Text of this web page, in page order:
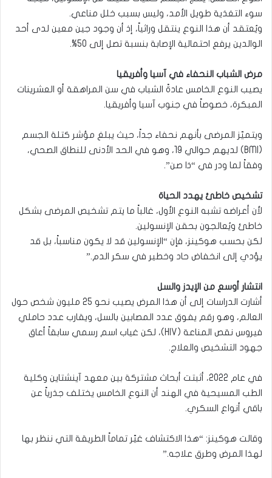
سوء التغذية طويل الأمد، وليس بسبب خلل مناعي.
ويُعتقد أن هذا النوع ينتقل وراثياً، إذ أن وجود جين معين لدى أحد
الوالدين يرفع احتمالية الإصابة بنسبة تصل إلى 50%.
مرض الشباب النحفاء في آسيا وأفريقيا
يصيب النوع الخامس عادةً الشباب في سن المراهقة أو العشرينات
المبكرة، خصوصاً في جنوب آسيا وأفريقيا.
ويتميّز المرضى بأنهم نحفاء جداً، حيث يبلغ مؤشر كتلة الجسم
(BMI) لديهم حوالي 19، وهو في الحد الأدنى للنطاق الصحي،
وفقاً لما ودر في “ذا صن”.
تشخيص خاطئ يهدد الحياة
لأن أعراضه تشبه النوع الأول، غالباً ما يتم تشخيص المرضى بشكل
خاطئ ويُعالجون بحقن الإنسولين.
لكن بحسب هوكينز، فإن “الإنسولين قد لا يكون مناسباً، بل قد
يؤدي إلى انخفاض حاد وخطير في سكر الدم.”
انتشار أوسع من الإيدز والسل
أشارت الدراسات إلى أن هذا المرض يصيب نحو 25 مليون شخص حول
العالم، وهو رقم يفوق عدد المصابين بالسل، ويقارب عدد حاملي
فيروس نقص المناعة (HIV)، لكن غياب اسم رسمي سابقاً أعاق
جهود التشخيص والعلاج.
في عام 2022، أثبتت أبحاث مشتركة بين معهد آينشتاين وكلية
الطب المسيحية في الهند أن النوع الخامس يختلف جذرياً عن
باقي أنواع السكري.
وقالت هوكينز: “هذا الاكتشاف غيّر تماماً الطريقة التي ننظر بها
لهذا المرض وطرق علاجه.”